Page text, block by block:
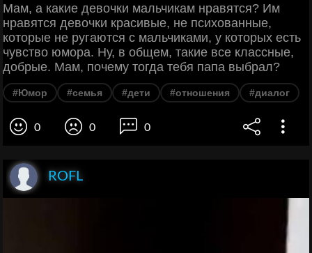
Мам, а какие девочки мальчикам нравятся? Им
нравятся девочки красивые, не психованные,
которые не ругаются с мальчиками, у которых есть
чувство юмора. Ну, в общем, такие все классные,
добрые. Мам, почему тогда тебя папа выбрал?
#Юмор #семья #дети #отношения #диалог
0 0 0
ROFL